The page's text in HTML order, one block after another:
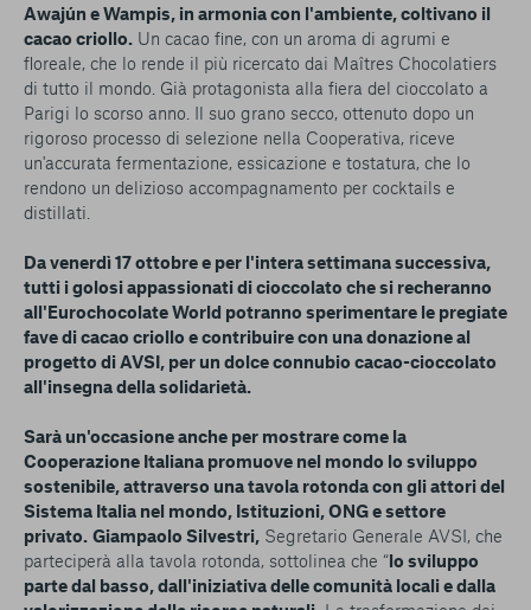
Awajún e Wampis, in armonia con l'ambiente, coltivano il
cacao criollo. Un cacao fine, con un aroma di agrumi e
floreale, che lo rende il più ricercato dai Maîtres Chocolatiers
di tutto il mondo. Già protagonista alla fiera del cioccolato a
Parigi lo scorso anno. Il suo grano secco, ottenuto dopo un
rigoroso processo di selezione nella Cooperativa, riceve
un'accurata fermentazione, essicazione e tostatura, che lo
rendono un delizioso accompagnamento per cocktails e
distillati.
Da venerdì 17 ottobre e per l'intera settimana successiva,
tutti i golosi appassionati di cioccolato che si recheranno
all'Eurochocolate World potranno sperimentare le pregiate
fave di cacao criollo e contribuire con una donazione al
progetto di AVSI, per un dolce connubio cacao-cioccolato
all'insegna della solidarietà.
Sarà un'occasione anche per mostrare come la
Cooperazione Italiana promuove nel mondo lo sviluppo
sostenibile, attraverso una tavola rotonda con gli attori del
Sistema Italia nel mondo, Istituzioni, ONG e settore
privato. Giampaolo Silvestri, Segretario Generale AVSI, che
parteciperà alla tavola rotonda, sottolinea che “lo sviluppo
parte dal basso, dall'iniziativa delle comunità locali e dalla